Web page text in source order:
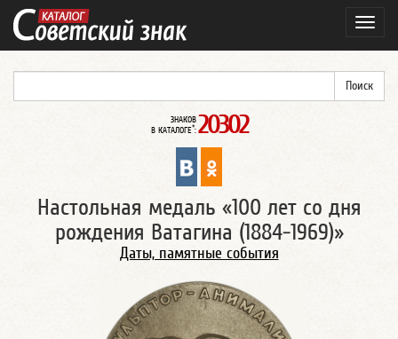
ЗНАКОВ
В КАТАЛОГЕ*: 20302
Настольная медаль «100 лет со дня
рождения Ватагина (1884-1969)»
Даты, памятные события